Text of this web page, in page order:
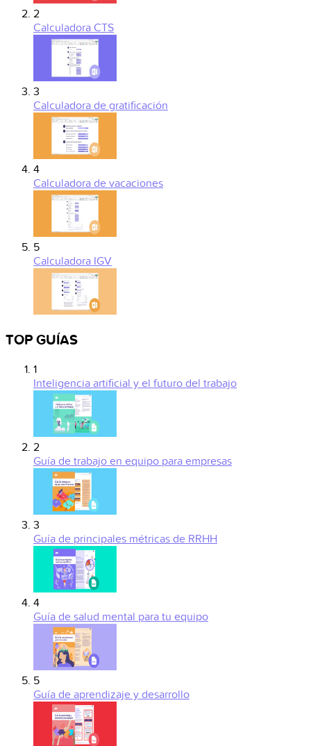
2
Calculadora CTS
3
Calculadora de gratificación
4
Calculadora de vacaciones
5
Calculadora IGV
TOP GUÍAS
1
Inteligencia artificial y el futuro del trabajo
2
Guía de trabajo en equipo para empresas
3
Guía de principales métricas de RRHH
4
Guía de salud mental para tu equipo
5
Guía de aprendizaje y desarrollo